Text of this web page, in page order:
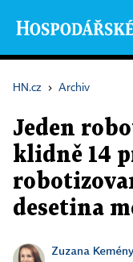
HN.cz › Archiv
Jeden
klidně 14
desetina
Zuzana